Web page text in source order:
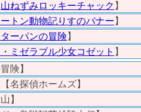
山ねずみロッキーチャック 】
トン動物記りすのバナー 】
ーパンの冒険 】
ミゼラブル少女コゼット 】
険】
名探偵ホームズ】
】